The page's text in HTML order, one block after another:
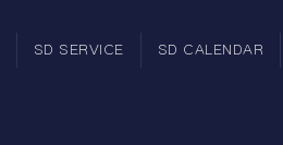
SD SERVICE SD CALENDAR